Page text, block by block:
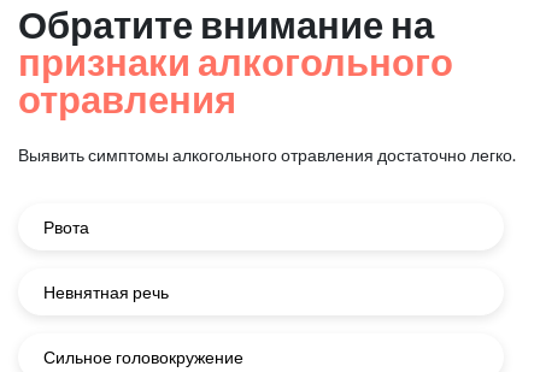
Обратите внимание на
признаки алкогольного
отравления
Выявить симптомы алкогольного отравления достаточно легко.
Рвота
Невнятная речь
Сильное головокружение